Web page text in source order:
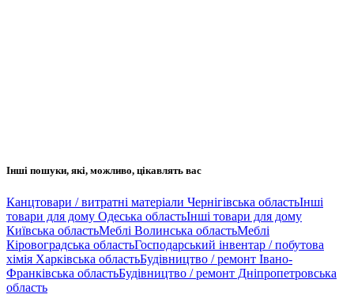
Інші пошуки, які, можливо, цікавлять вас
Канцтовари / витратні матеріали Чернігівська областьІнші
товари для дому Одеська областьІнші товари для дому
Київська областьМеблі Волинська областьМеблі
Кіровоградська областьГосподарський інвентар / побутова
хімія Харківська областьБудівництво / ремонт Івано-
Франківська областьБудівництво / ремонт Дніпропетровська
область